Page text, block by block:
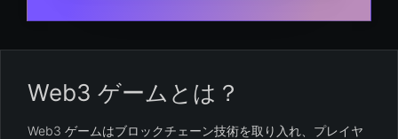
Web3 ゲームとは？
Web3 ゲームはブロックチェーン技術を取り入れ、プレイヤ